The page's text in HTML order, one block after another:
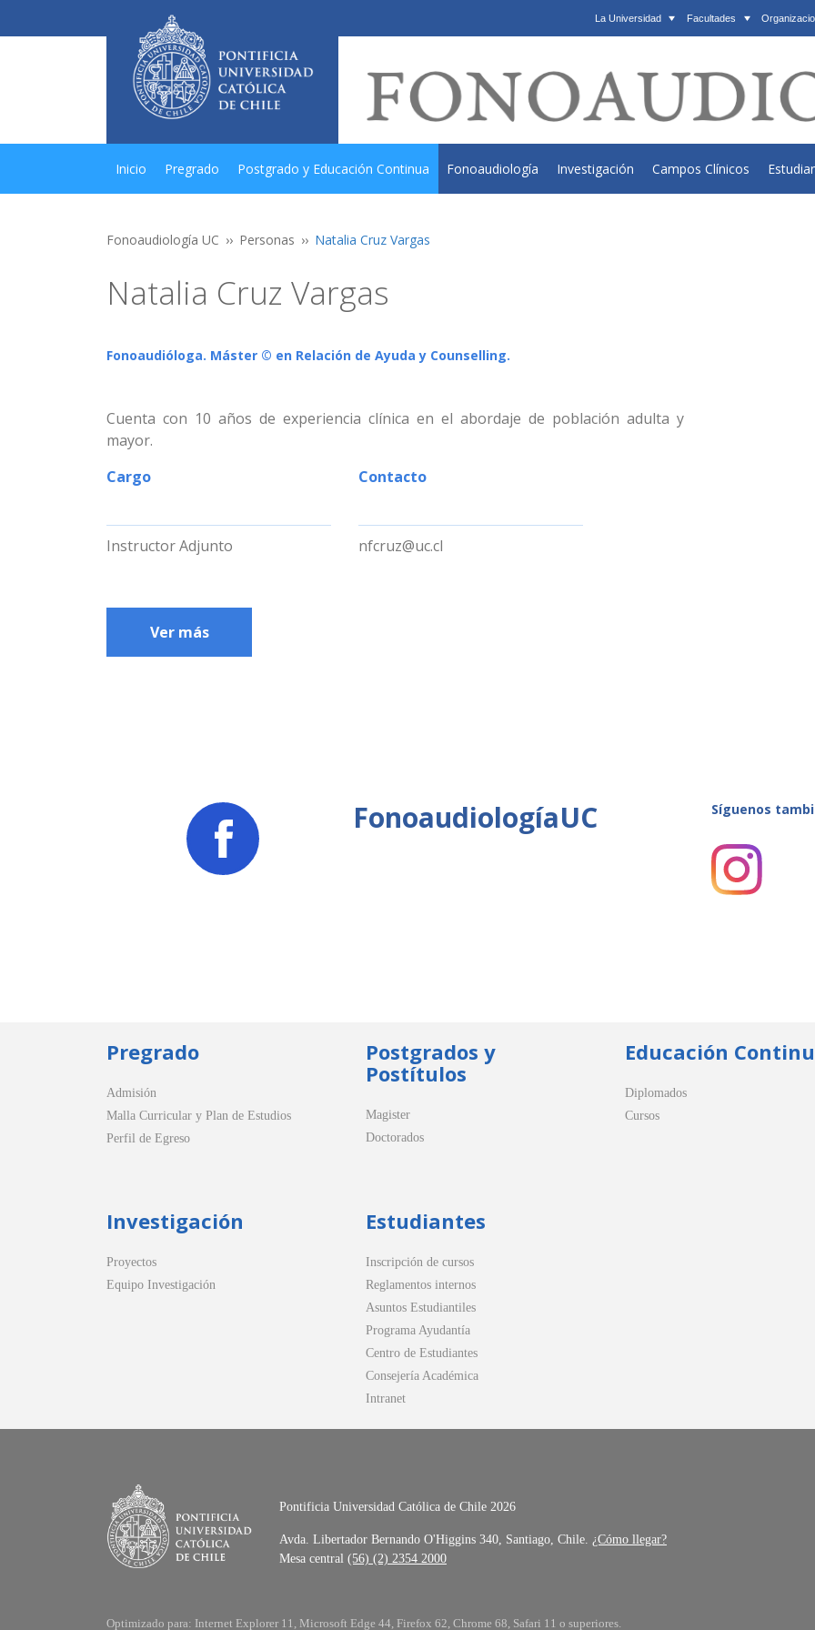
La Universidad Facultades
Inicio Pregrado Postgrado y Educación Continua Fonoaudiología Investigación Campos Clínicos
Fonoaudiología UC Personas Natalia Cruz Vargas
Natalia Cruz Vargas
Fonoaudióloga. Máster © en Relación de Ayuda y Counselling.
Cuenta con 10 años de experiencia clínica en el abordaje de población adulta y
mayor.
Cargo
Instructor Adjunto
Contacto
nfcruz@uc.cl
Ver más
FonoaudiologíaUC Síguenos
Pregrado
Admisión
Malla Curricular y Plan de Estudios
Perfil de Egreso
Postgrados y
Postítulos
Magister
Doctorados
Educación
Diplomados
Cursos
Investigación
Proyectos
Equipo Investigación
Estudiantes
Inscripción de cursos
Reglamentos internos
Asuntos Estudiantiles
Programa Ayudantía
Centro de Estudiantes
Consejería Académica
Intranet
Pontificia Universidad Católica de Chile 2026
Avda. Libertador Bernando O'Higgins 340, Santiago, Chile. ¿Cómo llegar?
Mesa central (56) (2) 2354 2000
Optimizado para: Internet Explorer 11, Microsoft Edge 44, Firefox 62, Chrome 68, Safari 11 o superiores.